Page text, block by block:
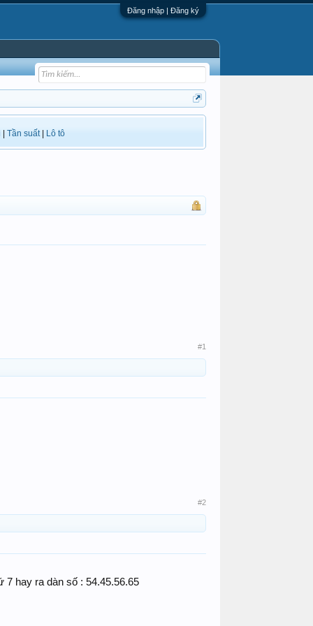
Đăng nhập | Đăng ký
Tần suất| Lô tô
#1
#2
hay ra dàn số : 54.45.56.65